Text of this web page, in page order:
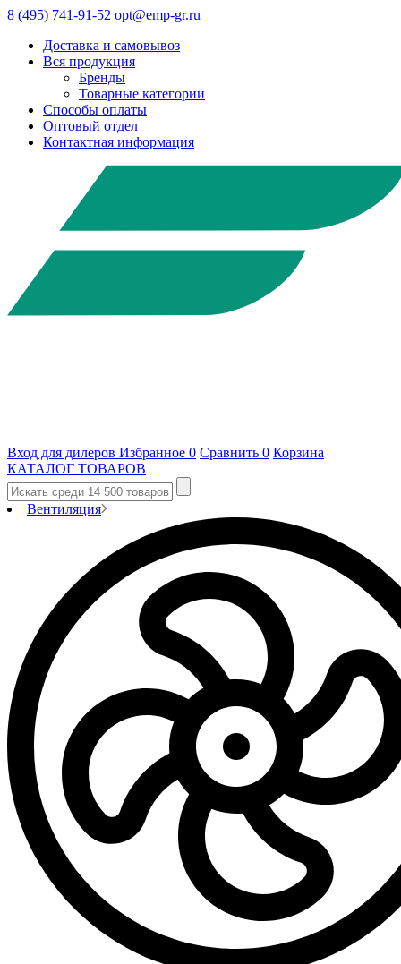
8 (495) 741-91-52 opt@emp-gr.ru
Доставка и самовывоз
Вся продукция
Бренды
Товарные категории
Способы оплаты
Оптовый отдел
Контактная информация
Вход для дилеров Избранное 0 Сравнить 0 Корзина
КАТАЛОГ ТОВАРОВ
Вентиляция